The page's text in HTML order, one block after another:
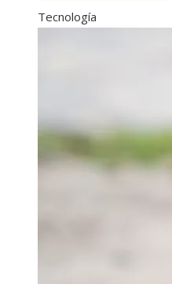
Tecnología